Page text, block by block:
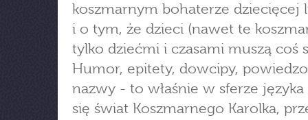
koszmarnym bohaterze dziecięcej
i o tym, że dzieci (nawet te
tylko dziećmi i czasami muszą coś
Humor, epitety, dowcipy,
nazwy - to właśnie w sferze
się świat Koszmarnego Karolka,